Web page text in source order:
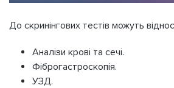
До скринінгових тестів можуть
Аналізи крові та сечі.
Фіброгастроскопія.
УЗД.